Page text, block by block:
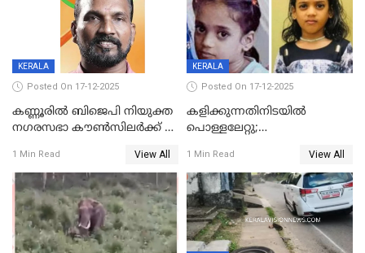
KERALA
Posted On 17-12-2025
കണ്ണൂരിൽ ബിജെപി നിയുക്ത
നഗരസഭാ കൗൺസിലർക്ക് 36
1 Min Read View All
KERALA
Posted On 17-12-2025
കളിക്കുന്നതിനിടയിൽ
പൊള്ളലേറ്റു;
ക്ലാസ് വിദ്യാർത്ഥിനി മരിച്ചു
1 Min Read View All